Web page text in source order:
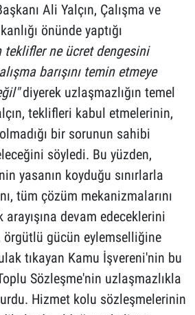
Ali Yalçın, Çalışma ve
önünde yaptığı
teklifler ne ücret dengesini
barışını temin etmeye
diyerek uzlaşmazlığın temel
teklifleri kabul etmelerinin,
bir sorunun sahibi
söyledi. Bu yüzden,
yasanın koyduğu sınırlarla
tüm çözüm mekanizmalarını
devam edeceklerini
örgütlü gücün eylemselliğine
tıkayan Kamu İşvereni'nin bu
Sözleşme'nin uzlaşmazlıkla
Hizmet kolu sözleşmelerinin